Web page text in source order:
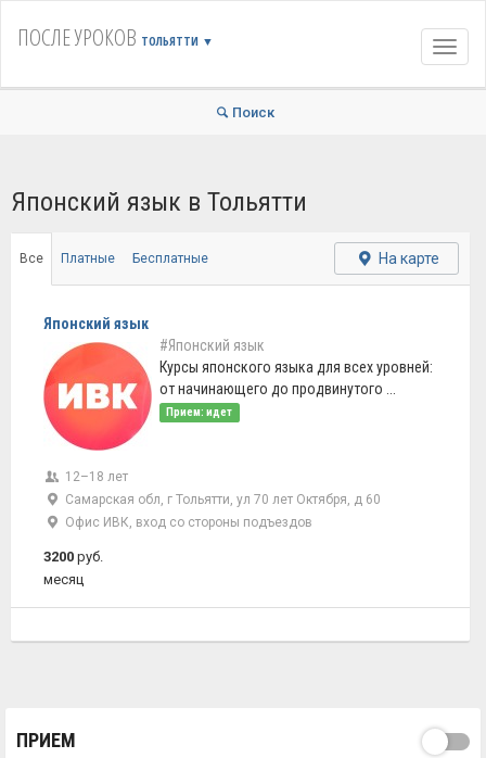
ПОСЛЕ УРОКОВ ТОЛЬЯТТИ ▼
Поиск
Японский язык в Тольятти
Все Платные Бесплатные На карте
Японский язык
#Японский язык
Курсы японского языка для всех уровней:
от начинающего до продвинутого ...
Прием: идет
12–18 лет
Самарская обл, г Тольятти, ул 70 лет Октября, д 60
Офис ИВК, вход со стороны подъездов
3200 руб.
месяц
ПРИЕМ